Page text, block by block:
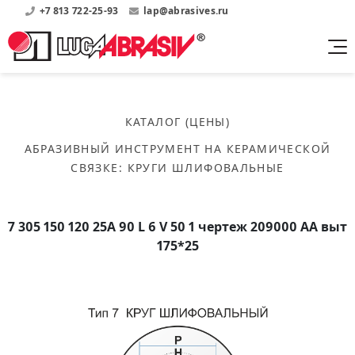
+7 813 722-25-93 lap@abrasives.ru
бакелитовой связке
Скачать каталог
Круги шлифовальные
Сегменты шлифовальные
Бруски шлифовальные
Скачать каталог
Круги шлифовальные
Скачать прайсы на нашу продукцию
Публикации
О нас
Информация о заводе
История завода
Список партнеров завода
Мероприятия
Контакты
КАТАЛОГ (ЦЕНЫ)
АБРАЗИВНЫЙ ИНСТРУМЕНТ НА КЕРАМИЧЕСКОЙ
СВЯЗКЕ : КРУГИ ШЛИФОВАЛЬНЫЕ
7 305 150 120 25А 90 L 6 V 50 1 чертеж 209000 АА выт
175*25